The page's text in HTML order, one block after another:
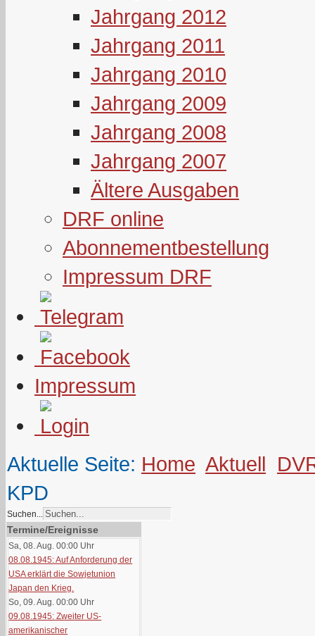
Jahrgang 2012
Jahrgang 2011
Jahrgang 2010
Jahrgang 2009
Jahrgang 2008
Jahrgang 2007
Ältere Ausgaben
DRF online
Abonnementbestellung
Impressum DRF
Impressum
Aktuelle Seite: Home Aktuell
KPD
Suchen...
Termine/Ereignisse
Sa, 08. Aug. 00:00 Uhr
08.08.1945: Auf Anforderung der
USA erklärt die Sowjetunion
Japan den Krieg.
So, 09. Aug. 00:00 Uhr
09.08.1945: Zweiter US-
amerikanischer